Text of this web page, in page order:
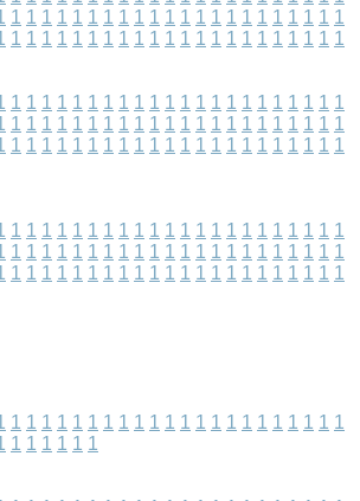
1 1 1 1 1 1 1 1 1 1 1 1 1 1 1 1 1 1 1 1 1 1
1 1 1 1 1 1 1 1 1 1 1 1 1 1 1 1 1 1 1 1 1 1
1 1 1 1 1 1 1 1 1 1 1 1 1 1 1 1 1 1 1 1 1 1
1 1 1 1 1 1 1 1 1 1 1 1 1 1 1 1 1 1 1 1 1 1
1 1 1 1 1 1 1 1 1 1 1 1 1 1 1 1 1 1 1 1 1 1
1 1 1 1 1 1 1 1 1 1 1 1 1 1 1 1 1 1 1 1 1 1
1 1 1 1 1 1 1 1 1 1 1 1 1 1 1 1 1 1 1 1 1 1
1 1 1 1 1 1 1 1 1 1 1 1 1 1 1 1 1 1 1 1 1 1
1 1 1 1 1 1 1 1 1 1 1 1 1 1 1 1 1 1 1 1 1 1
1 1 1 1 1 1